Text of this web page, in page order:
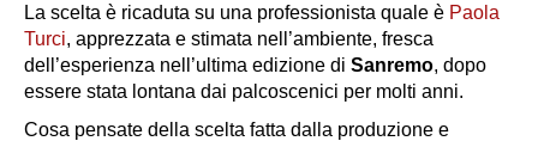
La scelta è ricaduta su una professionista quale è Paola
Turci, apprezzata e stimata nell’ambiente, fresca
dell’esperienza nell’ultima edizione di Sanremo, dopo
essere stata lontana dai palcoscenici per molti anni.
Cosa pensate della scelta fatta dalla produzione e